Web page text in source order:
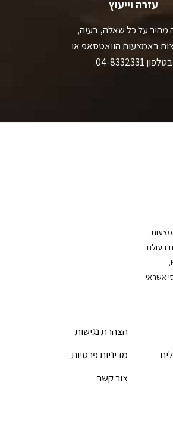
עזרה וייעוץ
מהיר על כל שאלה, בעיה,
באמצעות הוואטסאפ או
בטלפון 04-8332331.
אשראי
הצהרת נגישות
מדיניות פרטיות
צור קשר